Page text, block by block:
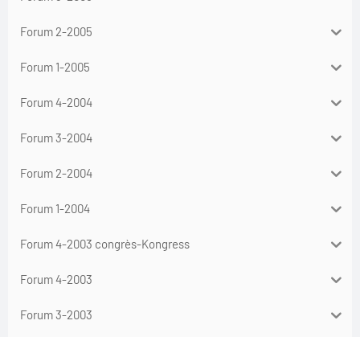
Forum 2-2005
Forum 1-2005
Forum 4-2004
Forum 3-2004
Forum 2-2004
Forum 1-2004
Forum 4-2003 congrès-Kongress
Forum 4-2003
Forum 3-2003